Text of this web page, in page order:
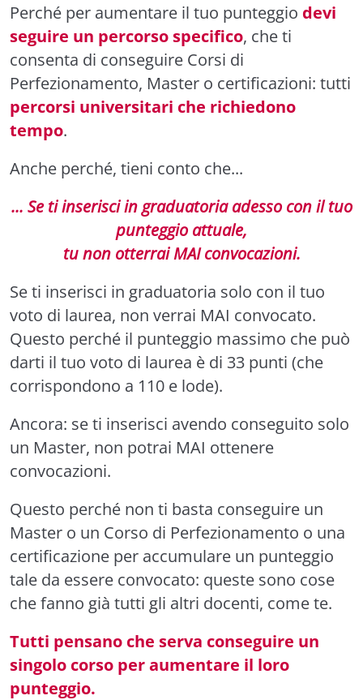
Perché per aumentare il tuo punteggio devi
seguire un percorso specifico, che ti
consenta di conseguire Corsi di
Perfezionamento, Master o certificazioni: tutti
percorsi universitari che richiedono
tempo.
Anche perché, tieni conto che...
... Se ti inserisci in graduatoria adesso con il tuo
punteggio attuale,
tu non otterrai MAI convocazioni.
Se ti inserisci in graduatoria solo con il tuo
voto di laurea, non verrai MAI convocato.
Questo perché il punteggio massimo che può
darti il tuo voto di laurea è di 33 punti (che
corrispondono a 110 e lode).
Ancora: se ti inserisci avendo conseguito solo
un Master, non potrai MAI ottenere
convocazioni.
Questo perché non ti basta conseguire un
Master o un Corso di Perfezionamento o una
certificazione per accumulare un punteggio
tale da essere convocato: queste sono cose
che fanno già tutti gli altri docenti, come te.
Tutti pensano che serva conseguire un
singolo corso per aumentare il loro
punteggio.